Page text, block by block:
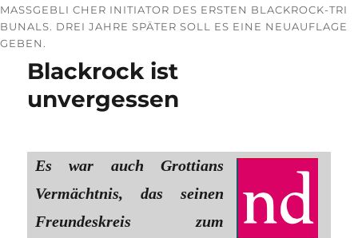
MASSGEBLI CHER INITIATOR DES ERSTEN BLACKROCK-TRI B
UNALS. DREI JAHRE SPÄTER SOLL ES EINE NEUAUFLAGE G
EBEN.
Blackrock ist
unvergessen
Es war auch Grottians
Vermächtnis, das seinen
Freundeskreis zum